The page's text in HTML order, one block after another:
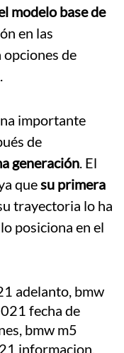
modelo base de
en las
opciones de
importante
de
generación. El
quesu primera
trayectoria lo ha
posiciona en el